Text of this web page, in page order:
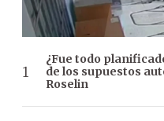
¿Fue todo
de los supuestos
Roselin